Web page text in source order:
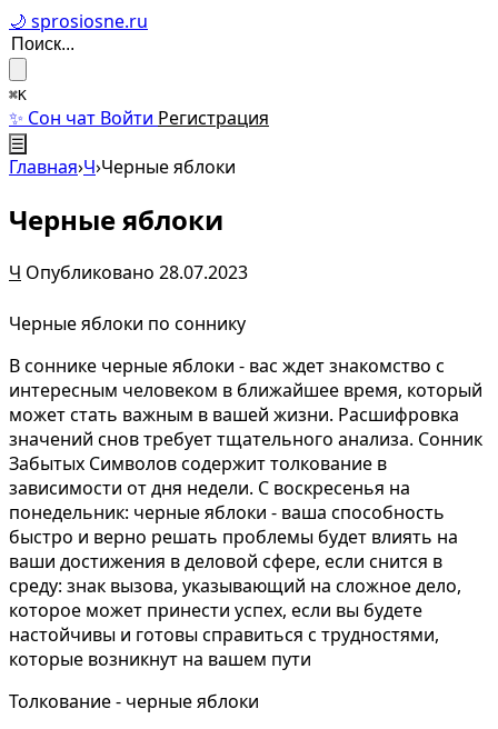
🌙 sprosiosne.ru
⌘K
✨ Сон чат Войти Регистрация
☰
Главная›Ч›Черные яблоки
Черные яблоки
Ч Опубликовано 28.07.2023
Черные яблоки по соннику
В соннике черные яблоки - вас ждет знакомство с
интересным человеком в ближайшее время, который
может стать важным в вашей жизни. Расшифровка
значений снов требует тщательного анализа. Сонник
Забытых Символов содержит толкование в
зависимости от дня недели. С воскресенья на
понедельник: черные яблоки - ваша способность
быстро и верно решать проблемы будет влиять на
ваши достижения в деловой сфере, если снится в
среду: знак вызова, указывающий на сложное дело,
которое может принести успех, если вы будете
настойчивы и готовы справиться с трудностями,
которые возникнут на вашем пути
Толкование - черные яблоки